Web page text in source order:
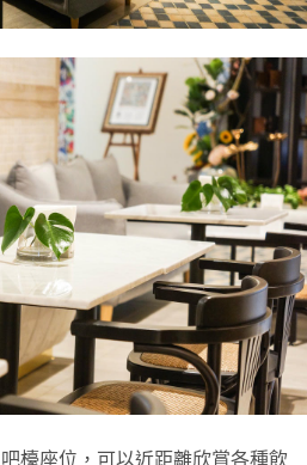
檯座位，可以近距離欣賞各種飲